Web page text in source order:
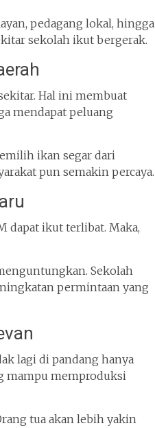
pedagang lokal, hingga
sekolah ikut bergerak.
Hal ini membuat
mendapat peluang
ikan segar dari
pun semakin percaya.
dapat ikut terlibat. Maka,
Sekolah
permintaan yang
lagi di pandang hanya
mampu memproduksi
tua akan lebih yakin